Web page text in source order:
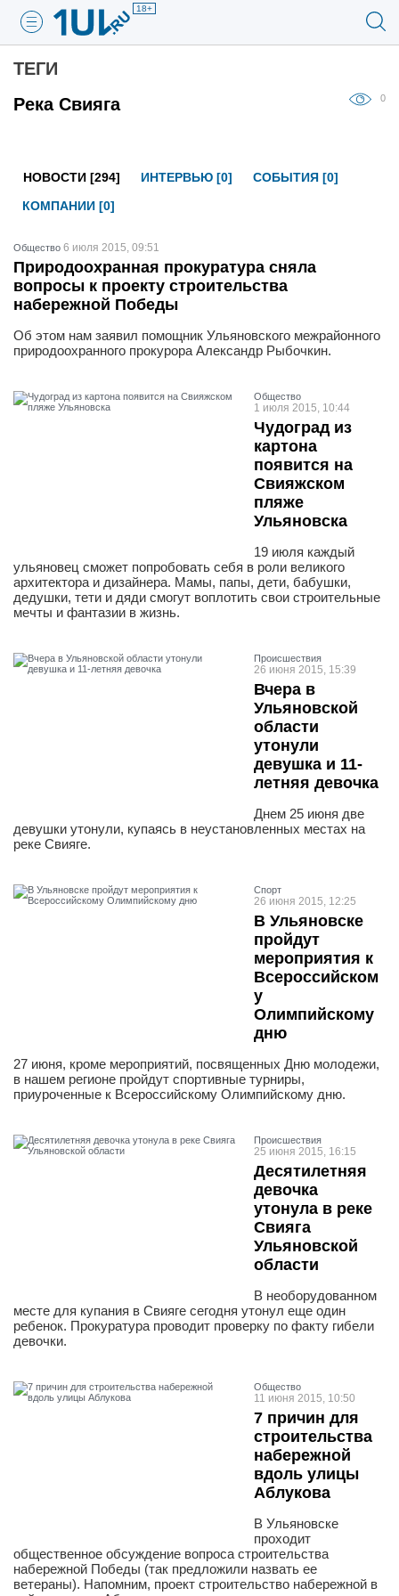
18+
ТЕГИ
Река Свияга
0
НОВОСТИ [294] ИНТЕРВЬЮ [0]
СОБЫТИЯ [0]
КОМПАНИИ [0]
Общество 6 июля 2015, 09:51
Природоохранная прокуратура сняла
вопросы к проекту строительства
набережной Победы
Об этом нам заявил помощник Ульяновского межрайонного
природоохранного прокурора Александр Рыбочкин.
Общество
1 июля 2015, 10:44
Чудоград из
картона
появится на
Свияжском
пляже
Ульяновска
19 июля каждый
ульяновец сможет попробовать себя в роли великого
архитектора и дизайнера. Мамы, папы, дети, бабушки,
дедушки, тети и дяди смогут воплотить свои строительные
мечты и фантазии в жизнь.
Проиcшествия
26 июня 2015, 15:39
Вчера в
Ульяновской
области
утонули
девушка и 11-
летняя девочка
Днем 25 июня две
девушки утонули, купаясь в неустановленных местах на
реке Свияге.
Спорт
26 июня 2015, 12:25
В Ульяновске
пройдут
мероприятия к
Всероссийском
у
Олимпийскому
дню
27 июня, кроме мероприятий, посвященных Дню молодежи,
в нашем регионе пройдут спортивные турниры,
приуроченные к Всероссийскому Олимпийскому дню.
Проиcшествия
25 июня 2015, 16:15
Десятилетняя
девочка
утонула в реке
Свияга
Ульяновской
области
В необорудованном
месте для купания в Свияге сегодня утонул еще один
ребенок. Прокуратура проводит проверку по факту гибели
девочки.
Общество
11 июня 2015, 10:50
7 причин для
строительства
набережной
вдоль улицы
Аблукова
В Ульяновске
проходит
общественное обсуждение вопроса строительства
набережной Победы (так предложили назвать ее
ветераны). Напомним, проект строительство набережной в